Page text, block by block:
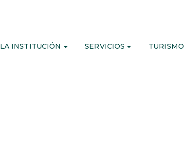
LA INSTITUCIÓN SERVICIOS TURISMO